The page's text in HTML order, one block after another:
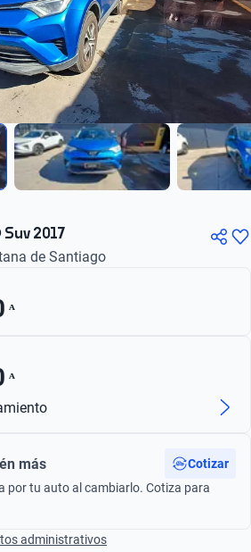
Suv 2017
de Santiago
ᴬ
ᴬ
más
Cotizar
por tu auto al cambiarlo. Cotiza para
administrativos